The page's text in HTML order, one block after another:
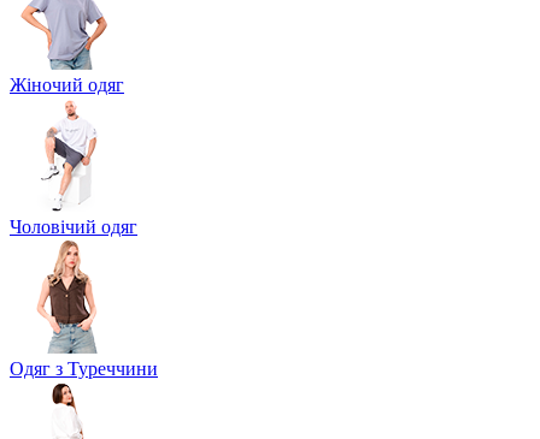
Жіночий одяг
Чоловічий одяг
Одяг з Туреччини